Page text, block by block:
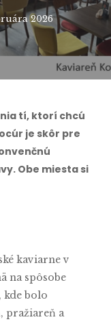
2026
tí, ktorí chcú
je skôr pre
Obe miesta si
kaviarne v
na spôsobe
kde bolo
pražiareň a